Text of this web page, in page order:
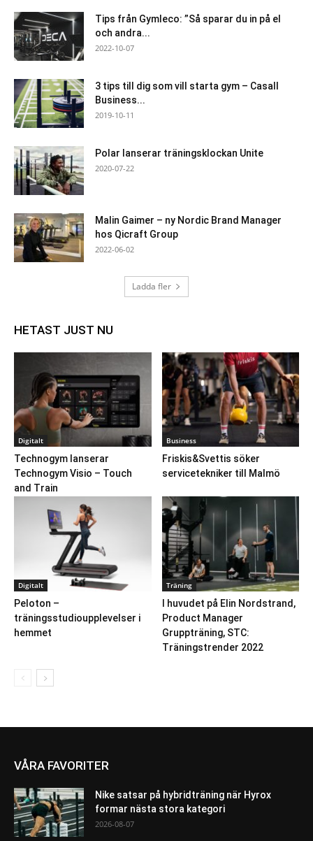
Tips från Gymleco: ”Så sparar du in på el
och andra...
2022-10-07
3 tips till dig som vill starta gym – Casall
Business...
2019-10-11
Polar lanserar träningsklockan Unite
2020-07-22
Malin Gaimer – ny Nordic Brand Manager
hos Qicraft Group
2022-06-02
Ladda fler
HETAST JUST NU
Digitalt
Technogym lanserar
Technogym Visio – Touch
and Train
Business
Friskis&Svettis söker
servicetekniker till Malmö
Digitalt
Peloton –
träningsstudioupplevelser i
hemmet
Träning
I huvudet på Elin Nordstrand,
Product Manager
Gruppträning, STC:
Träningstrender 2022
VÅRA FAVORITER
Nike satsar på hybridträning när Hyrox
formar nästa stora kategori
2026-08-07